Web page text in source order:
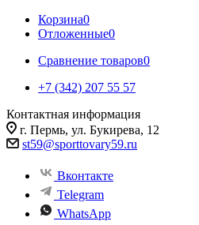
Корзина0
Отложенные0
Сравнение товаров0
+7 (342) 207 55 57
Контактная информация
г. Пермь, ул. Букирева, 12
st59@sporttovary59.ru
Вконтакте
Telegram
WhatsApp